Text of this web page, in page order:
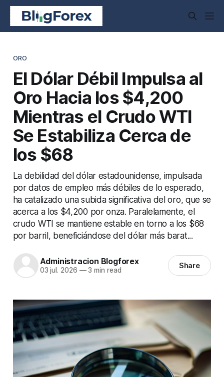
ORO
El Dólar Débil Impulsa al
Oro Hacia los $4,200
Mientras el Crudo WTI
Se Estabiliza Cerca de
los $68
La debilidad del dólar estadounidense, impulsada
por datos de empleo más débiles de lo esperado,
ha catalizado una subida significativa del oro, que se
acerca a los $4,200 por onza. Paralelamente, el
crudo WTI se mantiene estable en torno a los $68
por barril, beneficiándose del dólar más barat...
Administracion Blogforex
03 jul. 2026 —3 min read Share